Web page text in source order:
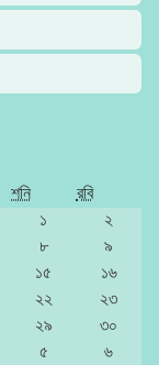
শনি
রবি
১
২
৮
৯
১৫
১৬
২২
২৩
২৯
৩০
৫ ৬